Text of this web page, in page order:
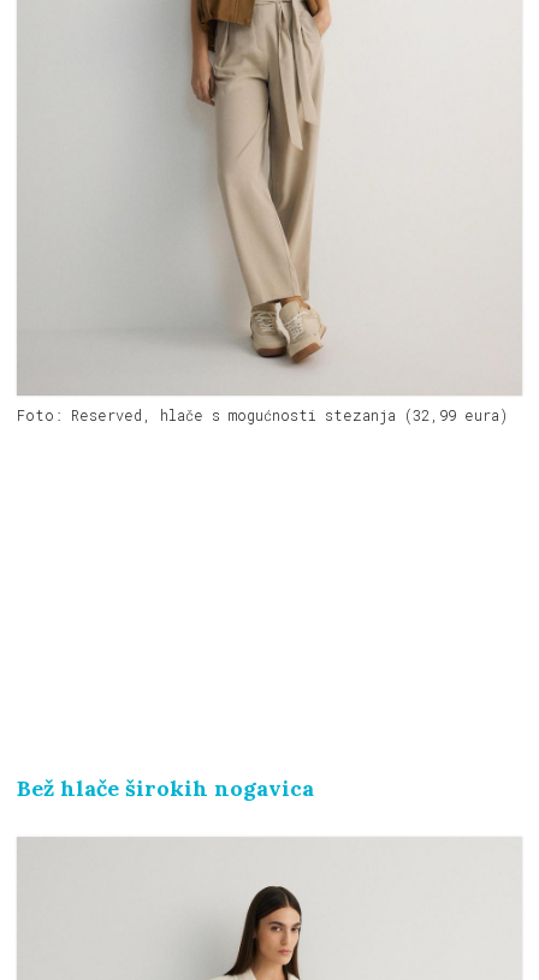
Foto: Reserved, hlače s mogućnosti stezanja (32,99 eura)
Bež hlače širokih nogavica